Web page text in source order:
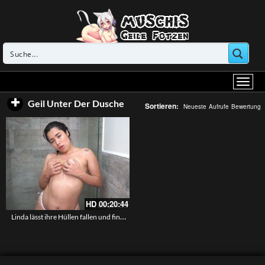
Geil Unter Der Dusche Sortieren: Neueste Aufrufe Bewertung
HD00:20:44
Linda lässt ihre Hüllen fallen und fingert ihre Vagina in der Dusche